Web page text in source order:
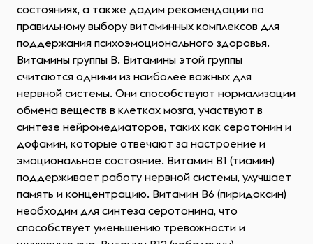
состояниях, а также дадим рекомендации по
правильному выбору витаминных комплексов для
поддержания психоэмоционального здоровья.
Витамины группы B. Витамины этой группы
считаются одними из наиболее важных для
нервной системы. Они способствуют нормализации
обмена веществ в клетках мозга, участвуют в
синтезе нейромедиаторов, таких как серотонин и
дофамин, которые отвечают за настроение и
эмоциональное состояние. Витамин B1 (тиамин)
поддерживает работу нервной системы, улучшает
память и концентрацию. Витамин B6 (пиридоксин)
необходим для синтеза серотонина, что
способствует уменьшению тревожности и